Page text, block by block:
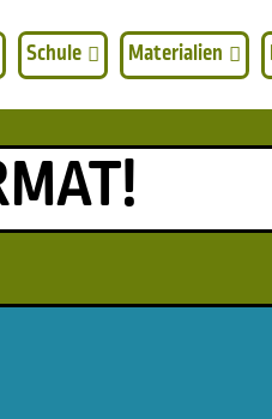
Schule Materialien